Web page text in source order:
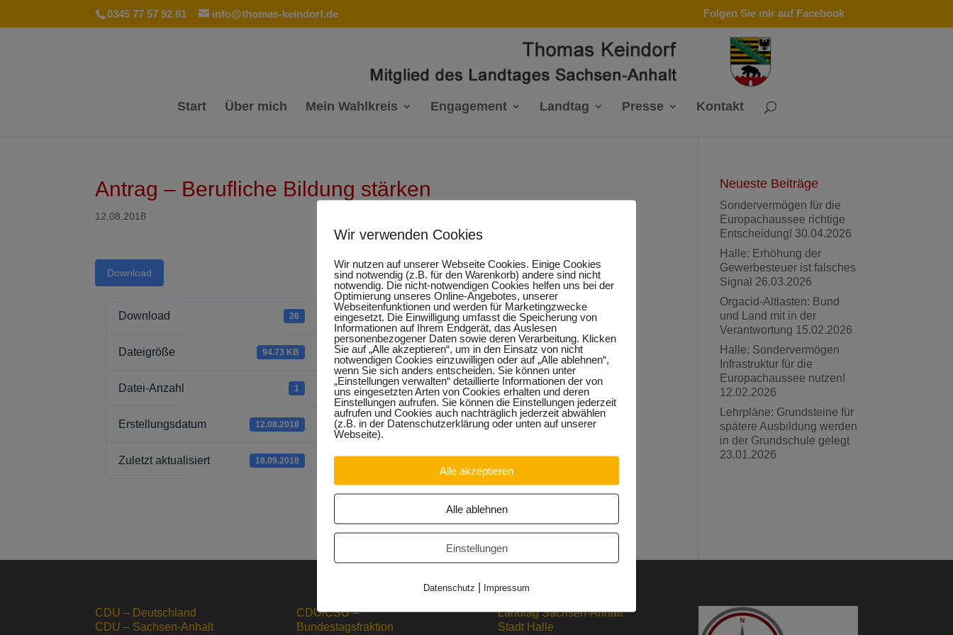
0345 77 57 92 81 info@thomas-keindorf.de Folgen Sie mir auf Facebook
Start Über mich Mein Wahlkreis Engagement Landtag Presse Kontakt
Antrag – Berufliche Bildung stärken
12.08.2018
Download
Download 26
Dateigröße 94.73 KB
Datei-Anzahl 1
Erstellungsdatum 12.08.2018
Zuletzt aktualisiert 18.09.2018
Antrag - Berufliche
Bildung stärken
Neueste Beiträge
Sondervermögen für die
Europachaussee richtige
Entscheidung! 30.04.2026
Halle: Erhöhung der
Gewerbesteuer ist falsches
Signal 26.03.2026
Orgacid-Altlasten: Bund
und Land mit in der
Verantwortung 15.02.2026
Halle: Sondervermögen
Infrastruktur für die
Europachaussee nutzen!
12.02.2026
Lehrpläne: Grundsteine für
spätere Ausbildung werden
in der Grundschule gelegt
23.01.2026
CDU – Deutschland
CDU – Sachsen-Anhalt
CDU/CSU –
Bundestagsfraktion
Landtag Sachsen-Anhalt
Stadt Halle
Wir verwenden Cookies
Wir nutzen auf unserer Webseite Cookies. Einige Cookies
sind notwendig (z.B. für den Warenkorb) andere sind nicht
notwendig. Die nicht-notwendigen Cookies helfen uns bei der
Optimierung unseres Online-Angebotes, unserer
Webseitenfunktionen und werden für Marketingzwecke
eingesetzt. Die Einwilligung umfasst die Speicherung von
Informationen auf Ihrem Endgerät, das Auslesen
personenbezogener Daten sowie deren Verarbeitung. Klicken
Sie auf „Alle akzeptieren“, um in den Einsatz von nicht
notwendigen Cookies einzuwilligen oder auf „Alle ablehnen“,
wenn Sie sich anders entscheiden. Sie können unter
„Einstellungen verwalten“ detaillierte Informationen der von
uns eingesetzten Arten von Cookies erhalten und deren
Einstellungen aufrufen. Sie können die Einstellungen jederzeit
aufrufen und Cookies auch nachträglich jederzeit abwählen
(z.B. in der Datenschutzerklärung oder unten auf unserer
Webseite).
Alle akzeptieren
Alle ablehnen
Einstellungen
Datenschutz | Impressum